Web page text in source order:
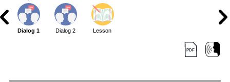
Dialog 1 Dialog 2 Lesson